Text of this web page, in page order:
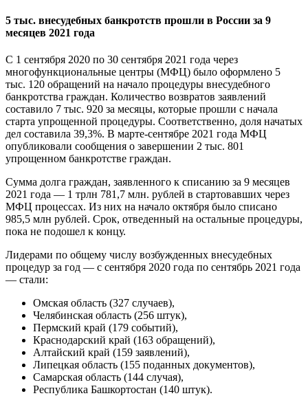
5 тыс. внесудебных банкротств прошли в России за 9
месяцев 2021 года
С 1 сентября 2020 по 30 сентября 2021 года через
многофункциональные центры (МФЦ) было оформлено 5
тыс. 120 обращений на начало процедуры внесудебного
банкротства граждан. Количество возвратов заявлений
составило 7 тыс. 920 за месяцы, которые прошли с начала
старта упрощенной процедуры. Соответственно, доля начатых
дел составила 39,3%. В марте-сентябре 2021 года МФЦ
опубликовали сообщения о завершении 2 тыс. 801
упрощенном банкротстве граждан.
Сумма долга граждан, заявленного к списанию за 9 месяцев
2021 года — 1 трлн 781,7 млн. рублей в стартовавших через
МФЦ процессах. Из них на начало октября было списано
985,5 млн рублей. Срок, отведенный на остальные процедуры,
пока не подошел к концу.
Лидерами по общему числу возбужденных внесудебных
процедур за год — с сентября 2020 года по сентябрь 2021 года
— стали:
Омская область (327 случаев),
Челябинская область (256 штук),
Пермский край (179 событий),
Краснодарский край (163 обращений),
Алтайский край (159 заявлений),
Липецкая область (155 поданных документов),
Самарская область (144 случая),
Республика Башкортостан (140 штук).